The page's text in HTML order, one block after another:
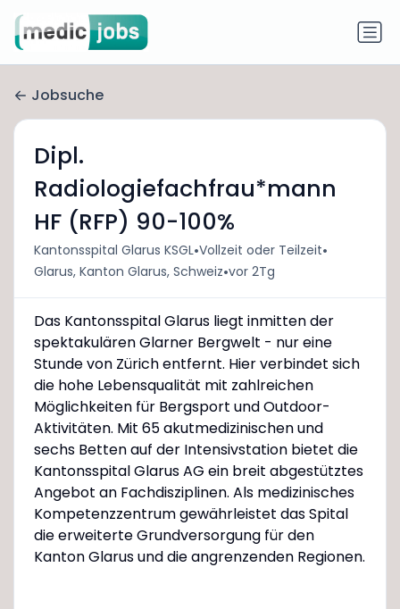
Jobsuche
Dipl.
Radiologiefachfrau*mann
HF (RFP) 90-100%
Kantonsspital Glarus KSGL•Vollzeit oder Teilzeit•
Glarus, Kanton Glarus, Schweiz•vor 2Tg
Das Kantonsspital Glarus liegt inmitten der
spektakulären Glarner Bergwelt - nur eine
Stunde von Zürich entfernt. Hier verbindet sich
die hohe Lebensqualität mit zahlreichen
Möglichkeiten für Bergsport und Outdoor-
Aktivitäten. Mit 65 akutmedizinischen und
sechs Betten auf der Intensivstation bietet die
Kantonsspital Glarus AG ein breit abgestütztes
Angebot an Fachdisziplinen. Als medizinisches
Kompetenzzentrum gewährleistet das Spital
die erweiterte Grundversorgung für den
Kanton Glarus und die angrenzenden Regionen.